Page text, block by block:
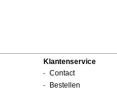
Klantenservice
Contact
Bestellen